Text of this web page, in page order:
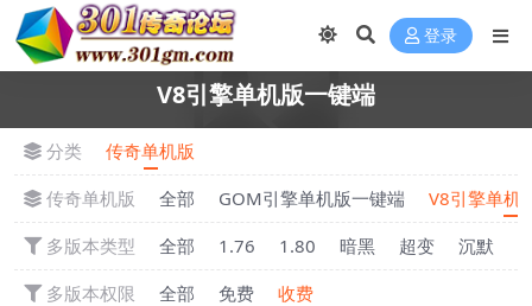
登录
V8引擎单机版一键端
分类
传奇单机版
传奇单机版
全部 GOM引擎单机版一键端
V8引擎单机
多版本类型
全部 1.76 1.80 暗黑 超变 沉默
多版本权限
全部 免费
收费